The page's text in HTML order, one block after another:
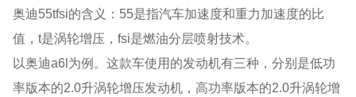
奥迪55tfsi的含义：55是指汽车加速度和重力加速度的比
值，t是涡轮增压，fsi是燃油分层喷射技术。
以奥迪a6l为例。这款车使用的发动机有三种，分别是低功
率版本的2.0升涡轮增压发动机，高功率版本的2.0升涡轮增